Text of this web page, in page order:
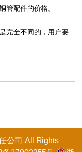
管配件的价格。
完全不同的，用户要
公司 All Rights